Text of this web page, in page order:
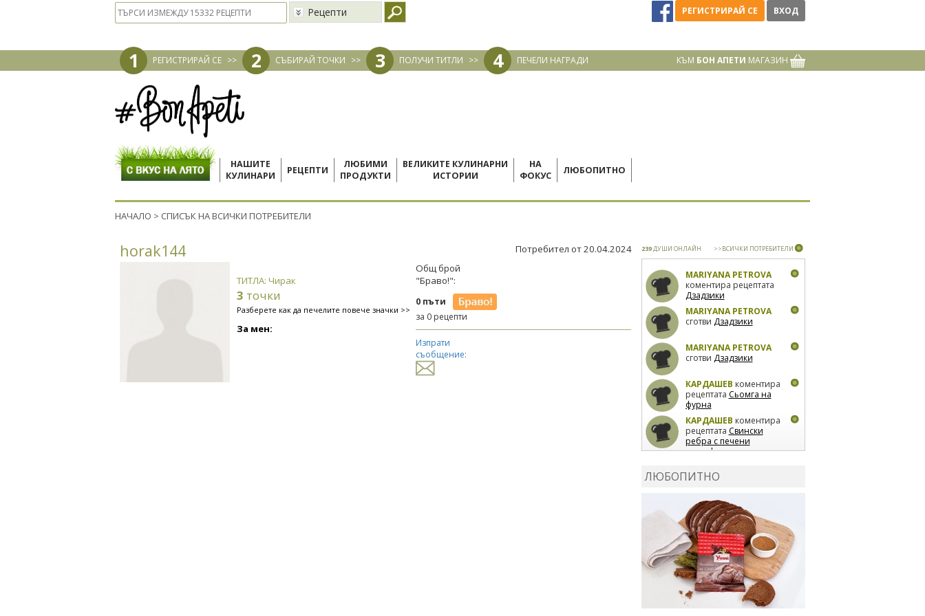
Рецепти РЕГИСТРИРАЙ СЕ ВХОД
1 РЕГИСТРИРАЙ СЕ >> 2 СЪБИРАЙ ТОЧКИ >> 3 ПОЛУЧИ ТИТЛИ >> 4 ПЕЧЕЛИ НАГРАДИ КЪМ БОН АПЕТИ МАГАЗИН
НАШИТЕ
КУЛИНАРИ
РЕЦЕПТИ
ЛЮБИМИ
ПРОДУКТИ
ВЕЛИКИТЕ КУЛИНАРНИ
ИСТОРИИ
НА
ФОКУС
ЛЮБОПИТНО
НАЧАЛО > СПИСЪК НА ВСИЧКИ ПОТРЕБИТЕЛИ
horak144 Потребител от 20.04.2024
ТИТЛА: Чирак
3 точки
Разберете как да печелите повече значки >>
За мен:
Общ брой
"Браво!":
0 пъти
за 0 рецепти
Изпрати
съобщение:
239ДУШИ ОНЛАЙН >>ВСИЧКИ ПОТРЕБИТЕЛИ
MARIYANA PETROVA
коментира рецептата
Дзадзики
MARIYANA PETROVA
сготви Дзадзики
MARIYANA PETROVA
сготви Дзадзики
КАРДАШЕВ коментира
рецептата Сьомга на
фурна
КАРДАШЕВ коментира
рецептата Свински
ребра с печени
картофи
лимон
коментира рецептата
Киноа със зеленчуци
ЛЮБОПИТНО